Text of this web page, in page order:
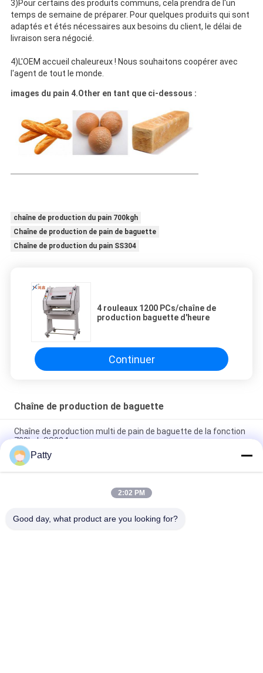
3)Pour certains des produits communs, cela prendra de l'un
temps de semaine de préparer. Pour quelques produits qui sont
adaptés et étés nécessaires aux besoins du client, le délai de
livraison sera négocié.
4)L'OEM accueil chaleureux ! Nous souhaitons coopérer avec
l'agent de tout le monde.
images du pain 4.Other en tant que ci-dessous :
chaîne de production du pain 700kgh
Chaîne de production de pain de baguette
Chaîne de production du pain SS304
4 rouleaux 1200 PCs/chaîne de
production baguette d'heure
Continuer
Chaîne de production de baguette
Chaîne de production multi de pain de baguette de la fonction
700kgh SS304
Largeur 500mm Oven Baguette Production Line rotatoire de
ceinture
Chaîne de production de baguette de 304SS 4500w pour le
Patty
2:02 PM
Good day, what product are you looking for?